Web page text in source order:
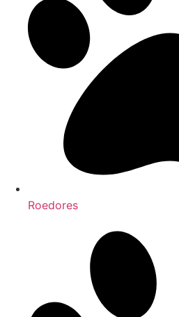
Roedores